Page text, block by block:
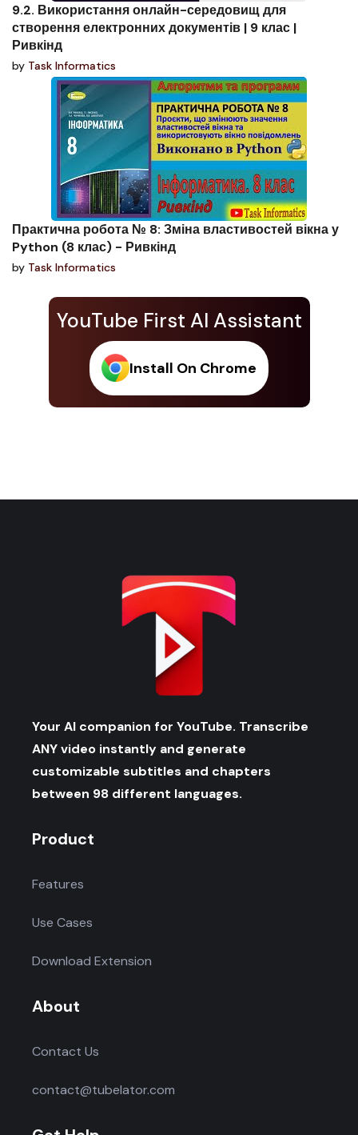
YouTube First AI Assistant
Install On Chrome
9.2. Використання онлайн-середовищ для
створення електронних документів | 9 клас |
Ривкінд
by Task Informatics
Практична робота № 8: Зміна властивостей вікна у
Python (8 клас) - Ривкінд
by Task Informatics
Your AI companion for YouTube. Transcribe
ANY video instantly and generate
customizable subtitles and chapters
between 98 different languages.
Product
Features
Use Cases
Download Extension
About
Contact Us
contact@tubelator.com